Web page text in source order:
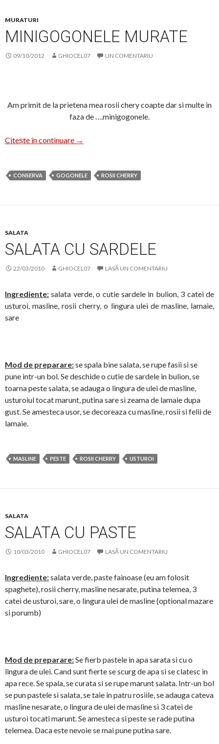
MURATURI
MINIGOGONELE MURATE
09/10/2012 GHIOCEL07 UN COMENTARIU
Am primit de la prietena mea rosii chery coapte dar si multe in
faza de ….minigogonele.
Citește în continuare Minigogonele murate
→
CONSERVA GOGONELE ROSII CHERRY
SALATA
SALATA CU SARDELE
22/03/2010 GHIOCEL07 LASĂ UN COMENTARIU
Ingrediente: salata verde, o cutie sardele in bulion, 3 catei de
usturoi, masline, rosii cherry, o lingura ulei de masline, lamaie,
sare
Mod de preparare:se spala bine salata, se rupe fasii si se
pune intr-un bol. Se deschide o cutie de sardele in bulion, se
toarna peste salata, se adauga o lingura de ulei de masline,
usturoiul tocat marunt, putina sare si zeama de lamaie dupa
gust. Se amesteca usor, se decoreaza cu masline, rosii si felii de
lamaie.
MASLINE PESTE ROSII CHERRY USTUROI
SALATA
SALATA CU PASTE
10/03/2010 GHIOCEL07 LASĂ UN COMENTARIU
Ingrediente:salata verde, paste fainoase (eu am folosit
spaghete), rosii cherry, masline nesarate, putina telemea, 3
catei de usturoi, sare, o lingura ulei de masline (optional mazare
si porumb)
Mod de preparare:Se fierb pastele in apa sarata si cu o
lingura de ulei. Cand sunt fierte se scurg de apa si se clatesc in
apa rece. Se spala, se curata si se rupe marunt salata. Intr-un bol
se pun pastele si salata, se taie in patru rosiile, se adauga cateva
masline nesarate, o lingura de ulei de masline si 3 catei de
usturoi tocati marunt. Se amesteca si peste se rade putina
telemea. Daca este nevoie se mai pune putina sare.